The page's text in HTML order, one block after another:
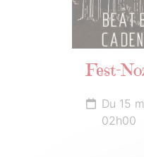
Fest-
Du 15
02h00